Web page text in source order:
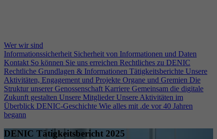
Wer wir sind
Informationssicherheit Sicherheit von Informationen und Daten
Kontakt So können Sie uns erreichen Rechtliches zu DENIC
Rechtliche Grundlagen & Informationen Tätigkeitsberichte Unsere
Aktivitäten, Engagement und Projekte Organe und Gremien Die
Struktur unserer Genossenschaft Karriere Gemeinsam die digitale
Zukunft gestalten Unsere Mitglieder Unsere Aktivitäten im
Überblick DENIC-Geschichte Wie alles mit .de vor 40 Jahren
begann
DENIC Tätigkeitsbericht 2025